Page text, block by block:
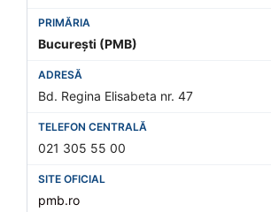
București (PMB)
Bd. Regina Elisabeta nr. 47
021 305 55 00
pmb.ro